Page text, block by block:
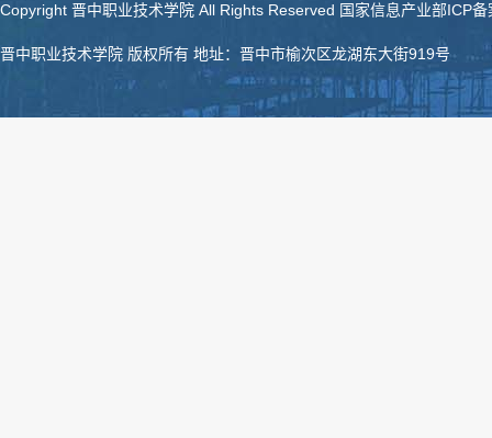
Copyright 晋中职业技术学院 All Rights Reserved 国家信息产业部ICP备
晋中职业技术学院 版权所有 地址：晋中市榆次区龙湖东大街919号